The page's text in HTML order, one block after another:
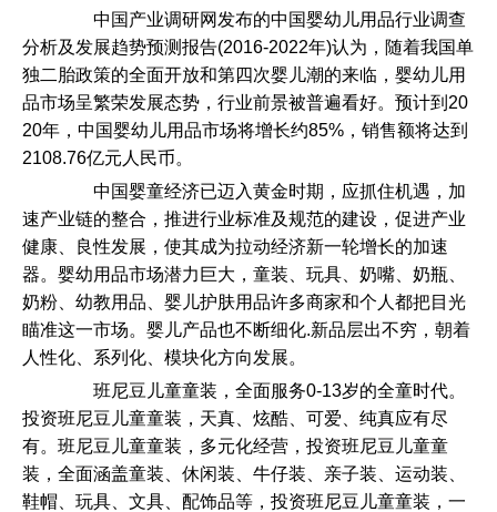
中国产业调研网发布的中国婴幼儿用品行业调查
分析及发展趋势预测报告(2016-2022年)认为，随着我国单
独二胎政策的全面开放和第四次婴儿潮的来临，婴幼儿用
品市场呈繁荣发展态势，行业前景被普遍看好。预计到20
20年，中国婴幼儿用品市场将增长约85%，销售额将达到
2108.76亿元人民币。
中国婴童经济已迈入黄金时期，应抓住机遇，加
速产业链的整合，推进行业标准及规范的建设，促进产业
健康、良性发展，使其成为拉动经济新一轮增长的加速
器。婴幼用品市场潜力巨大，童装、玩具、奶嘴、奶瓶、
奶粉、幼教用品、婴儿护肤用品许多商家和个人都把目光
瞄准这一市场。婴儿产品也不断细化.新品层出不穷，朝着
人性化、系列化、模块化方向发展。
班尼豆儿童童装，全面服务0-13岁的全童时代。
投资班尼豆儿童童装，天真、炫酷、可爱、纯真应有尽
有。班尼豆儿童童装，多元化经营，投资班尼豆儿童童
装，全面涵盖童装、休闲装、牛仔装、亲子装、运动装、
鞋帽、玩具、文具、配饰品等，投资班尼豆儿童童装，一